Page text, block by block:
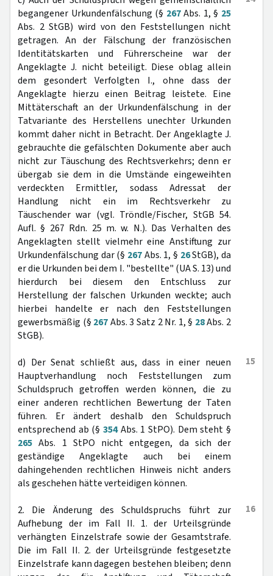
begangener Urkundenfälschung (§ 267Abs. 1, § 25
Abs. 2 StGB) wird von den Feststellungen nicht
getragen. An der Fälschung der französischen
Identitätskarten und Führerscheine war der
Angeklagte J. nicht beteiligt. Diese oblag allein
dem gesondert Verfolgten I., ohne dass der
Angeklagte hierzu einen Beitrag leistete. Eine
Mittäterschaft an der Urkundenfälschung in der
Tatvariante des Herstellens unechter Urkunden
kommt daher nicht in Betracht. Der Angeklagte J.
gebrauchte die gefälschten Dokumente aber auch
nicht zur Täuschung des Rechtsverkehrs; denn er
übergab sie dem in die Umstände eingeweihten
verdeckten Ermittler, sodass Adressat der
Handlung nicht ein im Rechtsverkehr zu
Täuschender war (vgl. Tröndle/Fischer, StGB 54.
Aufl. § 267 Rdn. 25 m. w. N.). Das Verhalten des
Angeklagten stellt vielmehr eine Anstiftung zur
Urkundenfälschung dar (§ 267Abs. 1, § 26StGB), da
er die Urkunden bei dem I. "bestellte" (UA S. 13) und
hierdurch bei diesem den Entschluss zur
Herstellung der falschen Urkunden weckte; auch
hierbei handelte er nach den Feststellungen
gewerbsmäßig (§ 267Abs. 3 Satz 2 Nr. 1, § 28Abs. 2
StGB).
15
d) Der Senat schließt aus, dass in einer neuen
Hauptverhandlung noch Feststellungen zum
Schuldspruch getroffen werden können, die zu
einer anderen rechtlichen Bewertung der Taten
führen. Er ändert deshalb den Schuldspruch
entsprechend ab (§ 354Abs. 1 StPO). Dem steht §
265 Abs. 1 StPO nicht entgegen, da sich der
geständige Angeklagte auch bei einem
dahingehenden rechtlichen Hinweis nicht anders
als geschehen hätte verteidigen können.
16
2. Die Änderung des Schuldspruchs führt zur
Aufhebung der im Fall II. 1. der Urteilsgründe
verhängten Einzelstrafe sowie der Gesamtstrafe.
Die im Fall II. 2. der Urteilsgründe festgesetzte
Einzelstrafe kann dagegen bestehen bleiben; denn